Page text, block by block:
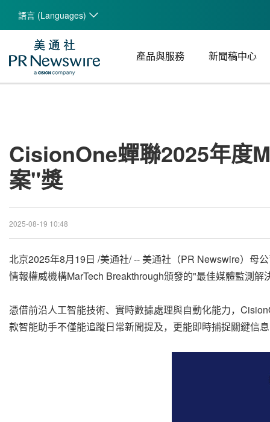
語言 (Languages)
產品與服務 新聞稿中心
CisionOne蟬聯2025年度
案"獎
2025-08-19 10:48
北京2025年8月19日 /美通社/ -- 美通社（PR Newswire）母
情報權威機構MarTech Breakthrough頒發的"最佳媒體監測
憑借前沿人工智能技術、實時數據處理與自動化能力，
款智能助手不僅能追蹤日常新聞提及，更能即時捕捉關鍵信